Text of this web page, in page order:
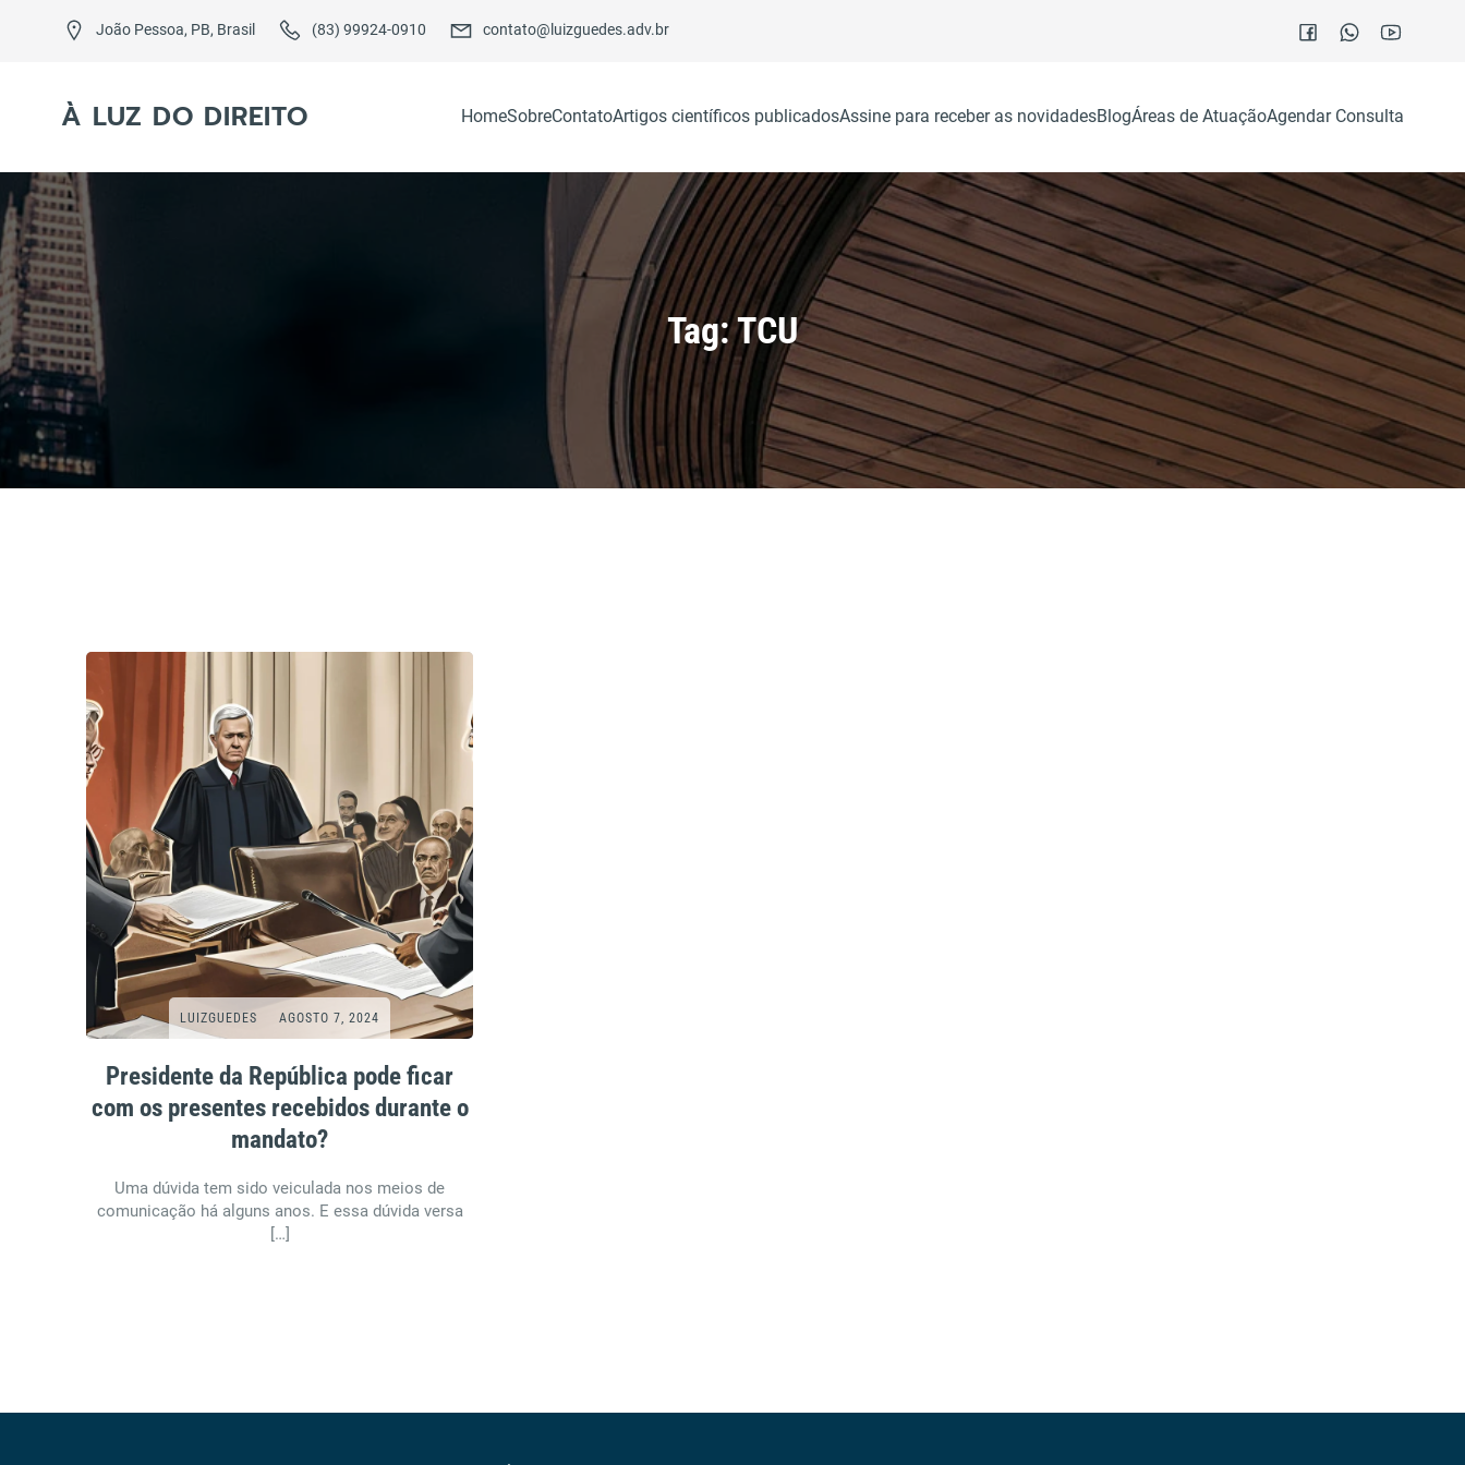
João Pessoa, PB, Brasil (83) 99924-0910 contato@luizguedes.adv.br
À LUZ DO DIREITO HomeSobreContatoArtigos científicos publicadosAssine para receber as novidadesBlogÁreas de AtuaçãoAgendar Consulta
Tag:TCU
LUIZGUEDES AGOSTO 7, 2024
Presidente da República pode ficar
com os presentes recebidos durante o
mandato?
Uma dúvida tem sido veiculada nos meios de
comunicação há alguns anos. E essa dúvida versa
[…]